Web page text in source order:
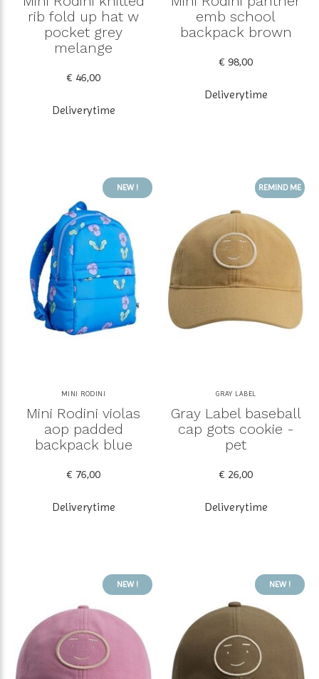
rib fold up hat w
pocket grey
melange
€ 46,00
Deliverytime
emb school
backpack brown
€ 98,00
Deliverytime
NEW !
MINI RODINI
Mini Rodini violas
aop padded
backpack blue
€ 76,00
Deliverytime
REMIND ME
GRAY LABEL
Gray Label baseball
cap gots cookie -
pet
€ 26,00
Deliverytime
NEW ! NEW !